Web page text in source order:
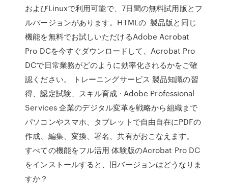
およびLinuxで利用可能で、7日間の無料試用版とフ
ルバージョンがあります。HTMLの 製品版と同じ
機能を無料でお試しいただけるAdobe Acrobat
Pro DCを今すぐダウンロードして、Acrobat Pro
DCで日常業務がどのように効率化されるかをご確
認ください。 トレーニングサービス 製品知識の習
得、認定試験、スキル育成 · Adobe Professional
Services 企業のデジタル変革を戦略から組織まで
パソコンやスマホ、タブレットで自由自在にPDFの
作成、編集、変換、署名、共有がおこなえます。
すべての機能をフル活用 体験版のAcrobat Pro DC
をインストールすると、旧バージョンはどうなりま
すか？